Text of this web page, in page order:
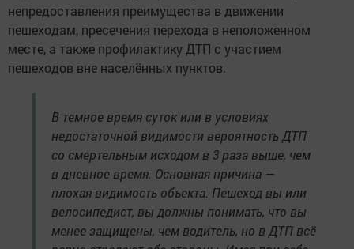
непредоставления преимущества в движении
пешеходам, пресечения перехода в неположенном
месте, а также профилактику ДТП с участием
пешеходов вне населённых пунктов.
В темное время суток или в условиях
недостаточной видимости вероятность ДТП
со смертельным исходом в 3 раза выше, чем
в дневное время. Основная причина —
плохая видимость объекта. Пешеход вы или
велосипедист, вы должны понимать, что вы
менее защищены, чем водитель, но в ДТП всё